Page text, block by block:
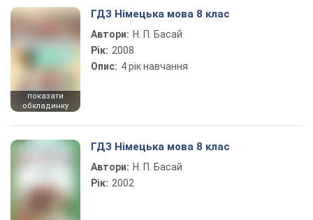
показати
обкладинку
ГДЗ Німецька мова 8 клас
Автори: Н. П. Басай
Рік: 2008
Опис: 4 рік навчання
ГДЗ Німецька мова 8 клас
Автори: Н. П. Басай
Рік: 2002